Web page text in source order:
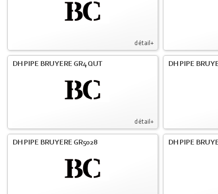
détail+
détail+
DH PIPE BRUYERE GR4 QUT DH PIPE
DH PIPE BRUYERE GR5028 DH PIPE